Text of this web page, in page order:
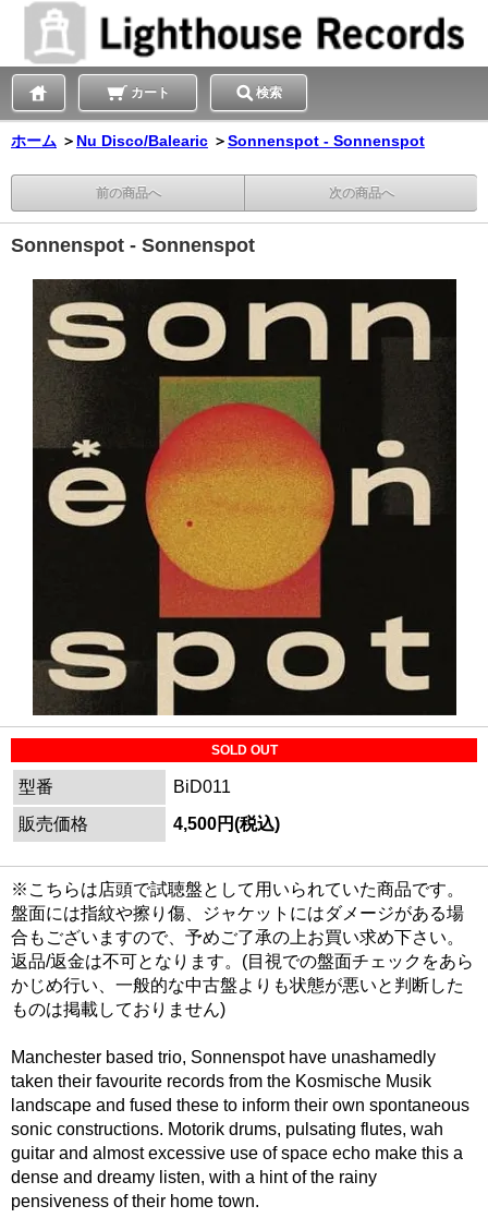
カート 検索
ホーム ＞ Nu Disco/Balearic ＞Sonnenspot - Sonnenspot
前の商品へ 次の商品へ
Sonnenspot - Sonnenspot
SOLD OUT
型番
BiD011
販売価格
4,500円(税込)
※こちらは店頭で試聴盤として用いられていた商品です。
盤面には指紋や擦り傷、ジャケットにはダメージがある場
合もございますので、予めご了承の上お買い求め下さい。
返品/返金は不可となります。(目視での盤面チェックをあら
かじめ行い、一般的な中古盤よりも状態が悪いと判断した
ものは掲載しておりません)
Manchester based trio, Sonnenspot have unashamedly
taken their favourite records from the Kosmische Musik
landscape and fused these to inform their own spontaneous
sonic constructions. Motorik drums, pulsating flutes, wah
guitar and almost excessive use of space echo make this a
dense and dreamy listen, with a hint of the rainy
pensiveness of their home town.